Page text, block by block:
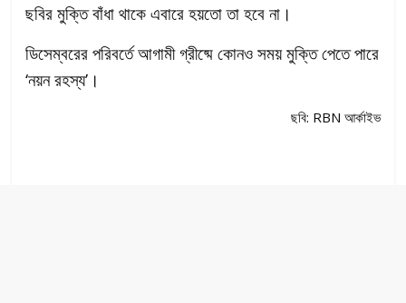
ছবির মুক্তি বাঁধা থাকে এবারে হয়তো তা হবে না।
ডিসেম্বরের পরিবর্তে আগামী গ্রীষ্মে কোনও সময় মুক্তি পেতে পারে
‘নয়ন রহস্য’।
ছবি: RBN আর্কাইভ